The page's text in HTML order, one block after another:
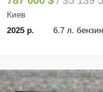
Киев
2025 р.
6.7 л. бензин